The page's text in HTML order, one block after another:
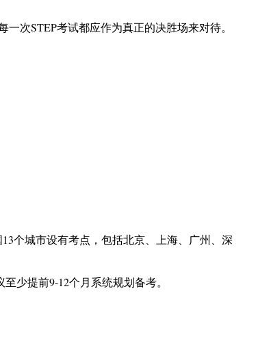
次STEP考试都应作为真正的决胜场来对待。
13个城市设有考点，包括北京、上海、广州、深
少提前9-12个月系统规划备考。